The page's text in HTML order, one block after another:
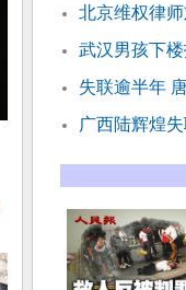
北京维权律
武汉男孩下
失联逾半年
广西陆辉煌